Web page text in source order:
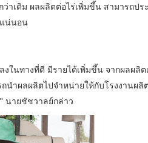
าเดิม ผลผลิตต่อไร่เพิ่มขึ้น สามารถป
น่นอน
งในทางที่ดี มีรายได้เพิ่มขึ้น จากผลผลิ
ำผลผลิตไปจำหน่ายให้กับโรงงานผลิ
นายชัชวาลย์กล่าว